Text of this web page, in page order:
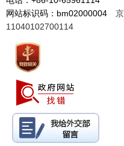
网站标识码：bm02000004
11040102700114